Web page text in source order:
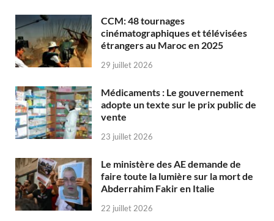
CCM: 48 tournages
cinématographiques et télévisées
étrangers au Maroc en 2025
29 juillet 2026
Médicaments : Le gouvernement
adopte un texte sur le prix public de
vente
23 juillet 2026
Le ministère des AE demande de
faire toute la lumière sur la mort de
Abderrahim Fakir en Italie
22 juillet 2026